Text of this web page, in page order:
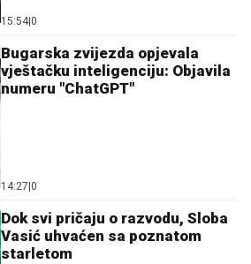
15:54 0
Bugarska zvijezda opjevala
vještačku inteligenciju: Objavila
numeru "ChatGPT"
14:27 0
Dok svi pričaju o razvodu, Sloba
Vasić uhvaćen sa poznatom
starletom